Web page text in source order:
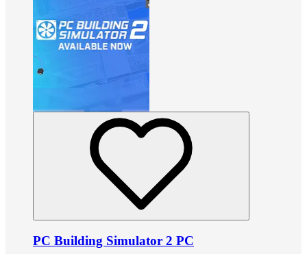
PC Building Simulator 2 PC